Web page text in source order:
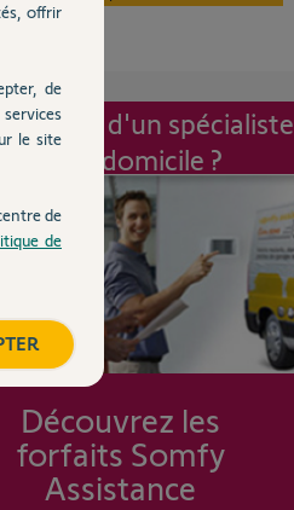
d'un spécialiste
à mon domicile ?
Découvrez les
forfaits Somfy
Assistance
offrir
de
le site
de
de